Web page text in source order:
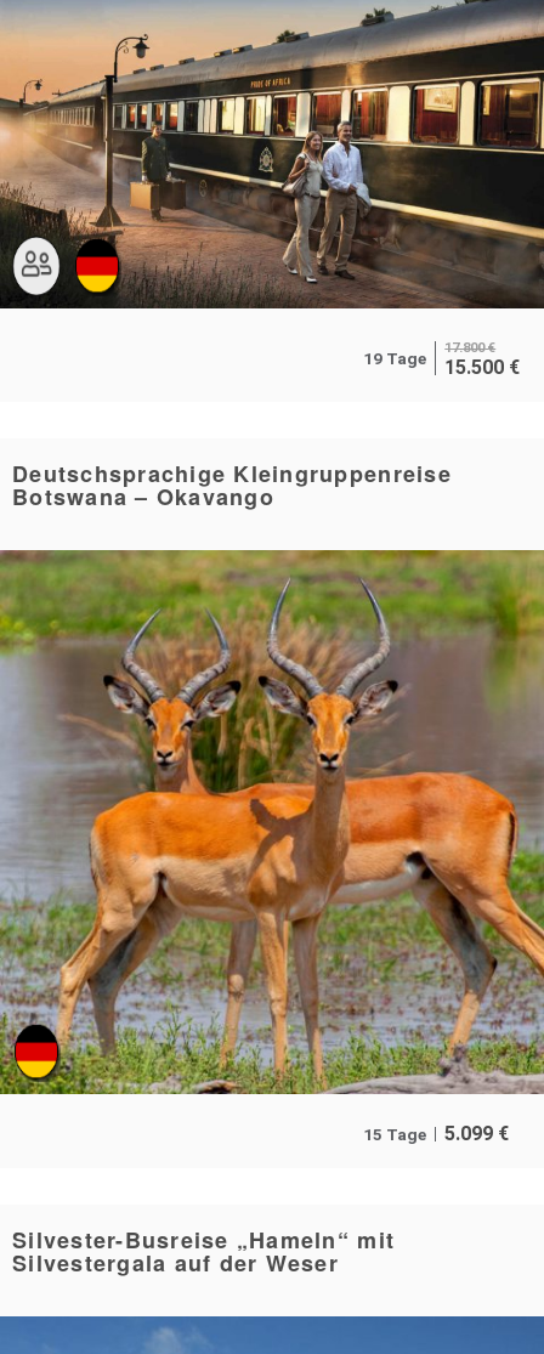
19 Tage
17.800 €
15.500 €
Deutschsprachige Kleingruppenreise
Botswana – Okavango
15 Tage 5.099 €
Silvester-Busreise „Hameln“ mit
Silvestergala auf der Weser